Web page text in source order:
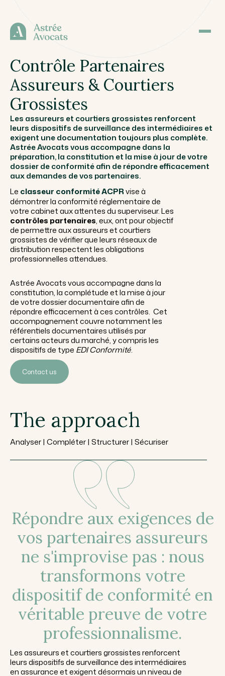
Contrôle Partenaires
Assureurs & Courtiers
Grossistes
Les assureurs et courtiers grossistes renforcent
leurs dispositifs de surveillance des intermédiaires et
exigent une documentation toujours plus complète.
Astrée Avocats vous accompagne dans la
préparation, la constitution et la mise à jour de votre
dossier de conformité afin de répondre efficacement
aux demandes de vos partenaires.
Le classeur conformité ACPRvise à
démontrer la conformité réglementaire de
votre cabinet aux attentes du superviseur. Les
contrôles partenaires, eux, ont pour objectif
de permettre aux assureurs et courtiers
grossistes de vérifier que leurs réseaux de
distribution respectent les obligations
professionnelles attendues.
Astrée Avocats vous accompagne dans la
constitution, la complétude et la mise à jour
de votre dossier documentaire afin de
répondre efficacement à ces contrôles. Cet
accompagnement couvre notamment les
référentiels documentaires utilisés par
certains acteurs du marché, y compris les
dispositifs de type EDI Conformité.
Contact us
The approach
Analyser | Compléter | Structurer | Sécuriser
Répondre aux exigences de
vos partenaires assureurs
ne s'improvise pas : nous
transformons votre
dispositif de conformité en
véritable preuve de votre
professionnalisme.
Les assureurs et courtiers grossistes renforcent
leurs dispositifs de surveillance des intermédiaires
en assurance et exigent désormais un niveau de